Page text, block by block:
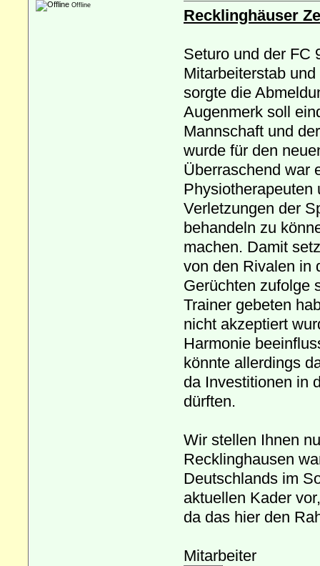
Offline
Recklinghäuser
Seturo und der FC
Mitarbeiterstab
sorgte die
Augenmerk soll
Mannschaft und
wurde für den
Überraschend war
Physiotherapeuten
Verletzungen der
behandeln zu
machen. Damit
von den Rivalen in
Gerüchten zufolge
Trainer gebeten
nicht akzeptiert
Harmonie
könnte allerdings
da Investitionen in
dürften.
Wir stellen Ihnen
Recklinghausen
Deutschlands im
aktuellen Kader
da das hier den
Mitarbeiter